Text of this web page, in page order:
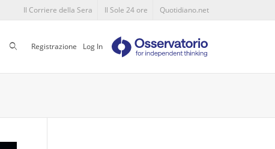
Il Corriere della Sera Il Sole 24 ore Quotidiano.net
CercaRegistrazione Log In